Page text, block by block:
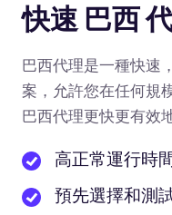
快速 巴西
巴西代理是一種快速
案，允許您在任何規
巴西代理更快更有效
高正常運行時
預先選擇和測